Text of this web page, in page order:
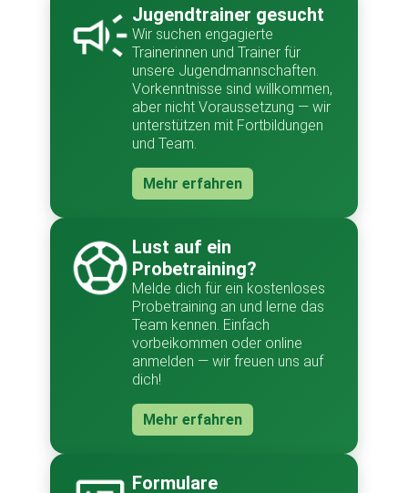
Jugendtrainer gesucht
Wir suchen engagierte
Trainerinnen und Trainer für
unsere Jugendmannschaften.
Vorkenntnisse sind willkommen,
aber nicht Voraussetzung — wir
unterstützen mit Fortbildungen
und Team.
Mehr erfahren
Lust auf ein
Probetraining?
Melde dich für ein kostenloses
Probetraining an und lerne das
Team kennen. Einfach
vorbeikommen oder online
anmelden — wir freuen uns auf
dich!
Mehr erfahren
Formulare